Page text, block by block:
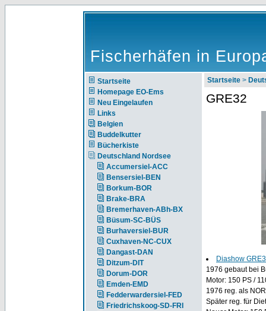
Fischerhäfen in
Startseite
Homepage EO-Ems
Neu Eingelaufen
Links
Belgien
Buddelkutter
Bücherkiste
Deutschland Nordsee
Accumersiel-ACC
Bensersiel-BEN
Borkum-BOR
Brake-BRA
Bremerhaven-ABh-BX
Büsum-SC-BÜS
Burhaversiel-BUR
Cuxhaven-NC-CUX
Dangast-DAN
Ditzum-DIT
Dorum-DOR
Emden-EMD
Fedderwardersiel-FED
Friedrichskoog-SD-FRI
Startseite >
GRE32
Diashow
1976 gebaut bei
Motor: 150 PS /
1976 reg. als
Später reg. für